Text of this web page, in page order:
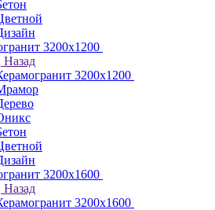
3200х1200
Назад
3200х1200
3200х1600
Назад
3200х1600